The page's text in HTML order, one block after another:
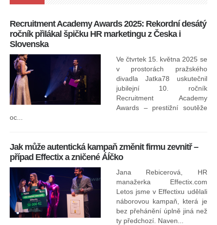
Recruitment Academy Awards 2025: Rekordní desátý
ročník přilákal špičku HR marketingu z Česka i
Slovenska
Ve čtvrtek 15. května 2025 se
v prostorách pražského
divadla Jatka78 uskutečnil
jubilejní 10. ročník
Recruitment Academy
Awards – prestižní soutěže
oc...
Jak může autentická kampaň změnit firmu zevnitř –
případ Effectix a zničené ÁÍčko
Jana Rebicerová, HR
manažerka Effectix.com
Letos jsme v Effectixu udělali
náborovou kampaň, která je
bez přehánění úplně jiná než
ty předchozí. Naven...